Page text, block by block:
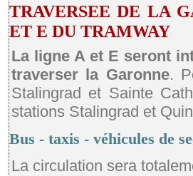
TRAVERSEE DE LA
ET E DU TRAMWAY
La ligne A et E seront
traverser la Garonne.
Stalingrad et Sainte
stations Stalingrad et
Bus - taxis - véhicules de
La circulation sera